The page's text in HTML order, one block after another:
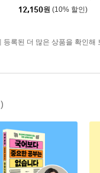
12,150원 (10% 할인)
등록된 더 많은 상품을 확인해